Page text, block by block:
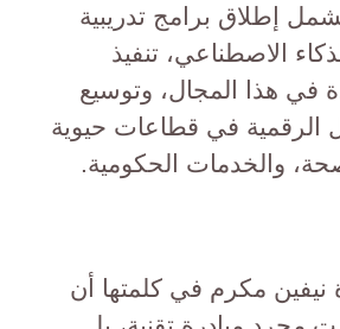
تشمل إطلاق برامج تدريبية
الاصطناعي، تنفيذ
في هذا المجال، وتوسيع
الرقمية في قطاعات حيوية
والخدمات الحكومية.
نيفين مكرم في كلمتها أن